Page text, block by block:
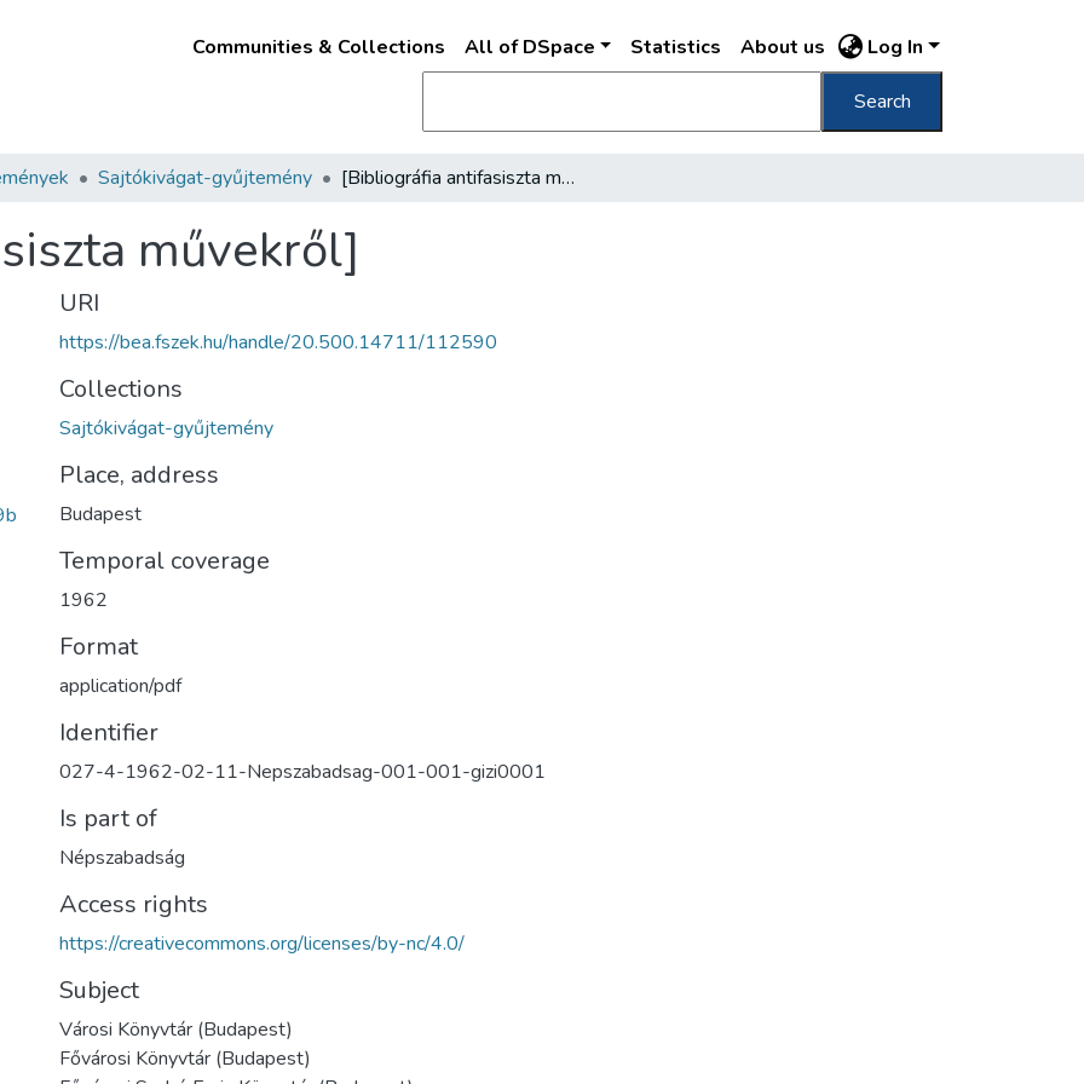
Communities & Collections All of DSpace Statistics About us Log In
Search
Sajtókivágat-gyűjtemény [Bibliográfia antifasiszta művekről]
művekről]
URI
https://bea.fszek.hu/handle/20.500.14711/112590
Collections
Sajtókivágat-gyűjtemény
Place, address
Budapest
Temporal coverage
1962
Format
application/pdf
Identifier
027-4-1962-02-11-Nepszabadsag-001-001-gizi0001
Is part of
Népszabadság
Access rights
https://creativecommons.org/licenses/by-nc/4.0/
Subject
Városi Könyvtár (Budapest)
Fővárosi Könyvtár (Budapest)